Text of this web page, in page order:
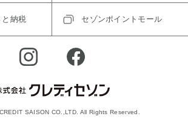
と納税 セゾンポイントモール
SAISON CO.,LTD. All Rights Reserved.